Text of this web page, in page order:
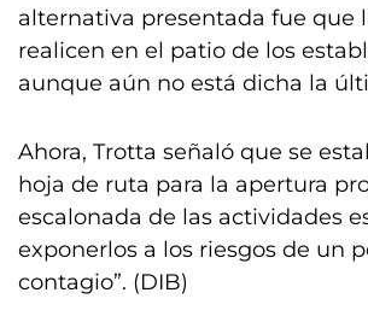
alternativa presentada fue que
realicen en el patio de los
aunque aún no está dicha la
Ahora, Trotta señaló que se
hoja de ruta para la apertura
escalonada de las actividades
exponerlos a los riesgos de un
contagio”. (DIB)